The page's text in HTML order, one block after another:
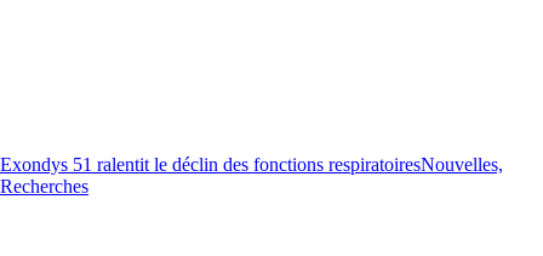
Exondys 51 ralentit le déclin des fonctions respiratoiresNouvelles,
Recherches